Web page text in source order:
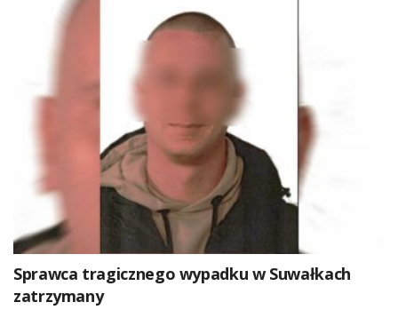
Sprawca tragicznego wypadku w Suwałkach
zatrzymany